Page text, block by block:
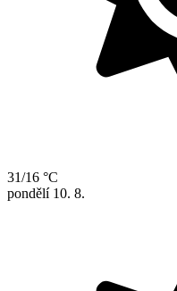
31/16 °C
pondělí 10. 8.